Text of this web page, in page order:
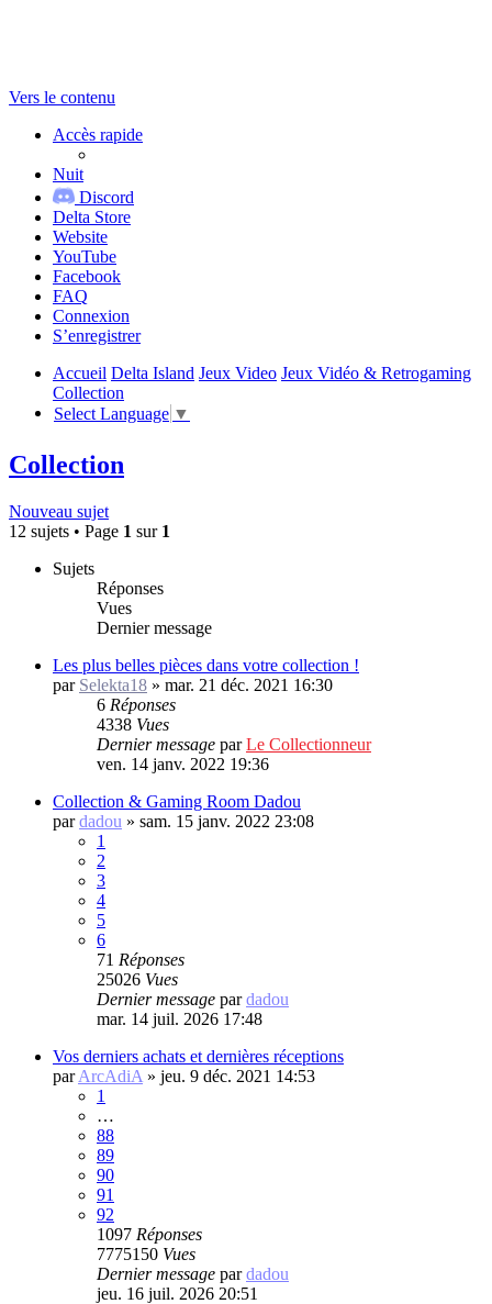
Vers le contenu
Accès rapide
Nuit
Discord
Delta Store
Website
YouTube
Facebook
FAQ
Connexion
S’enregistrer
Accueil Delta Island Jeux Video Jeux Vidéo & Retrogaming
Collection
Select Language ▼
Collection
Nouveau sujet
12 sujets • Page 1 sur 1
Sujets
Réponses
Vues
Dernier message
Les plus belles pièces dans votre collection !
par Selekta18 » mar. 21 déc. 2021 16:30
6 Réponses
4338 Vues
Dernier message parLe Collectionneur
ven. 14 janv. 2022 19:36
Collection & Gaming Room Dadou
pardadou » sam. 15 janv. 2022 23:08
1
2
3
4
5
6
71 Réponses
25026 Vues
Dernier message pardadou
mar. 14 juil. 2026 17:48
Vos derniers achats et dernières réceptions
parArcAdiA » jeu. 9 déc. 2021 14:53
1
…
88
89
90
91
92
1097 Réponses
7775150 Vues
Dernier message pardadou
jeu. 16 juil. 2026 20:51